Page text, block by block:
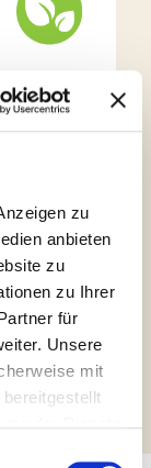
zu
anbieten
zu
zu Ihrer
für
Unsere
mit